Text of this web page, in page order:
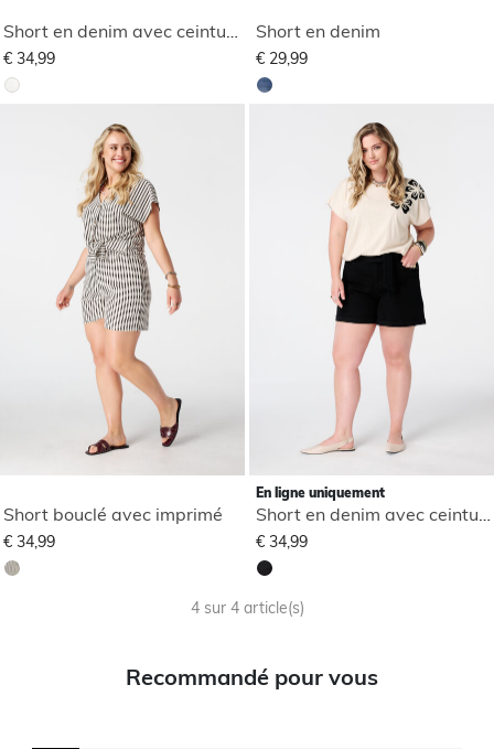
Short en denim avec ceinture
€ 34,99
Short en denim
€ 29,99
Short bouclé avec imprimé
€ 34,99
En ligne uniquement
€ 34,99
4 sur 4 article(s)
Recommandé pour vous